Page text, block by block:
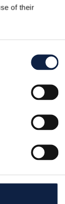
of their